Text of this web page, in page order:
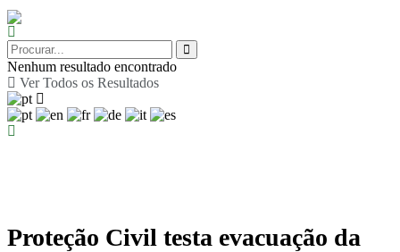
Nenhum resultado encontrado
Ver Todos os Resultados
Proteção Civil testa evacuação da